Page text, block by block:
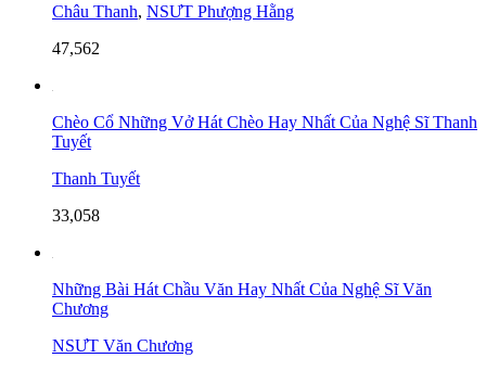
Châu Thanh, NSƯT Phượng Hằng
47,562
Chèo Cổ Những Vở Hát Chèo Hay Nhất Của Nghệ Sĩ Thanh
Tuyết
Thanh Tuyết
33,058
Những Bài Hát Chầu Văn Hay Nhất Của Nghệ Sĩ Văn
Chương
NSƯT Văn Chương